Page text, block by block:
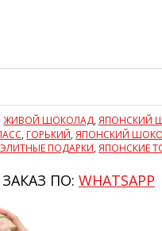
ЖИВОЙ ШОКОЛАД,ЯПОНСКИЙ
, ГОРЬКИЙ,ЯПОНСКИЙ
ЭЛИТНЫЕ ПОДАРКИ,ЯПОНСКИЕ
ПО: WHATSAPP